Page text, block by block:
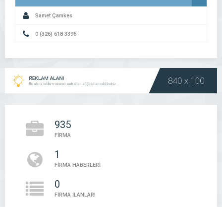
Samet Çamkes
0 (326) 618 3396
935
FİRMA
1
FİRMA HABERLERİ
0
FİRMA İLANLARI